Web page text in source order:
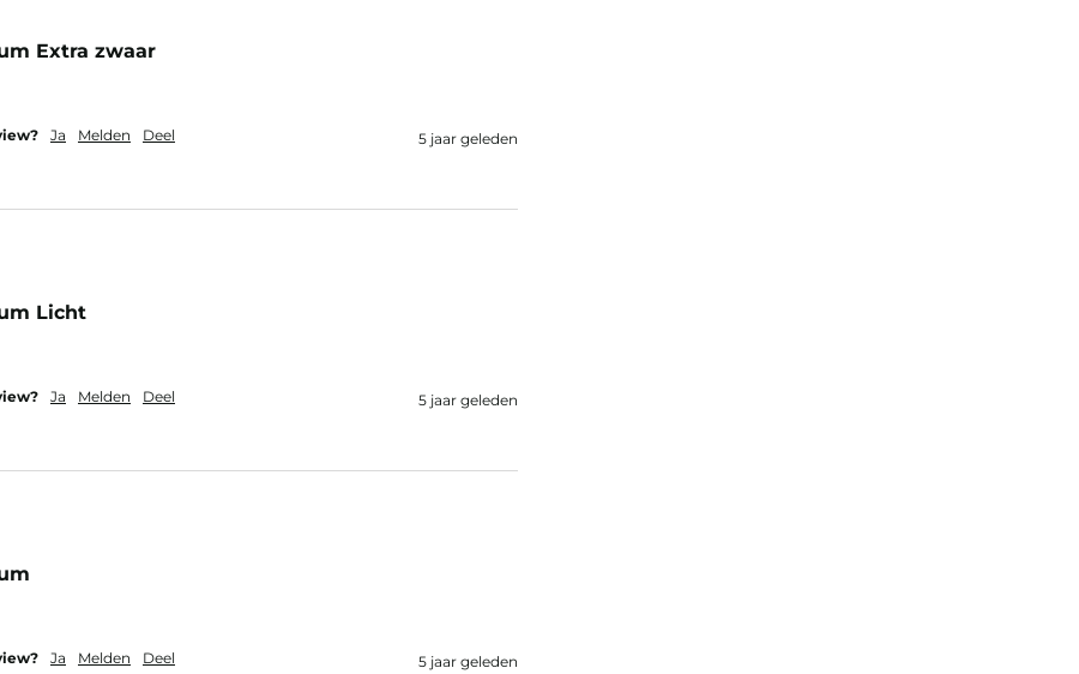
Extra zwaar
Ja Melden Deel 5 jaar geleden
Licht
Ja Melden Deel 5 jaar geleden
Ja Melden Deel 5 jaar geleden